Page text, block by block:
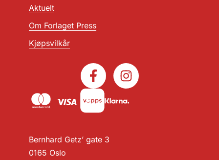
Bernhard Getz’ gate 3
0165 Oslo
Aktuelt
Om Forlaget Press
Kjøpsvilkår